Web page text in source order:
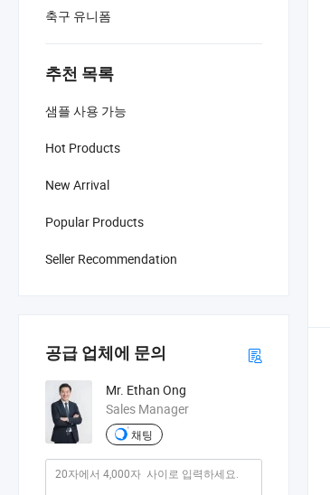
축구 유니폼
추천 목록
샘플 사용 가능
Hot Products
New Arrival
Popular Products
Seller Recommendation
공급 업체에 문의
Mr. Ethan Ong
Sales Manager
채팅